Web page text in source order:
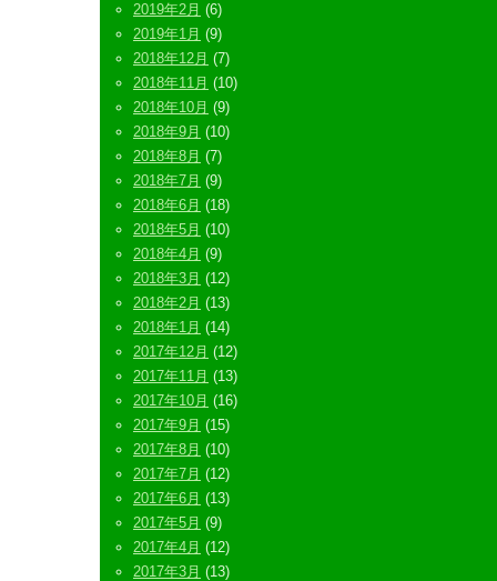
2019年2月 (6)
2019年1月 (9)
2018年12月 (7)
2018年11月 (10)
2018年10月 (9)
2018年9月 (10)
2018年8月 (7)
2018年7月 (9)
2018年6月 (18)
2018年5月 (10)
2018年4月 (9)
2018年3月 (12)
2018年2月 (13)
2018年1月 (14)
2017年12月 (12)
2017年11月 (13)
2017年10月 (16)
2017年9月 (15)
2017年8月 (10)
2017年7月 (12)
2017年6月 (13)
2017年5月 (9)
2017年4月 (12)
2017年3月 (13)